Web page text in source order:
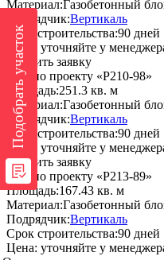
Подобрать участок
Материал:Газобетонный
Подрядчик:Вертикаль
Срок строительства:90 дней
Цена:
уточняйте у
Оставить заявку
Дом по проекту «P210-98»
Площадь:251.3 кв. м
Материал:Газобетонный
Подрядчик:Вертикаль
Срок строительства:90 дней
Цена:
уточняйте у
Оставить заявку
Дом по проекту «P213-89»
Площадь:167.43 кв. м
Материал:Газобетонный
Подрядчик:Вертикаль
Срок строительства:90 дней
Цена: уточняйте у